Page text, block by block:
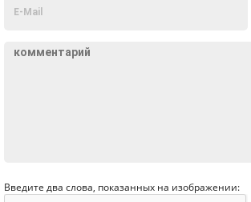
Введите два слова, показанных на изображении: